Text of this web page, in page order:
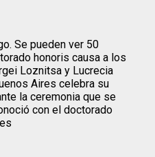
Se pueden ver 50
honoris causa a los
Loznitsa y Lucrecia
Aires celebra su
la ceremonia que se
con el doctorado